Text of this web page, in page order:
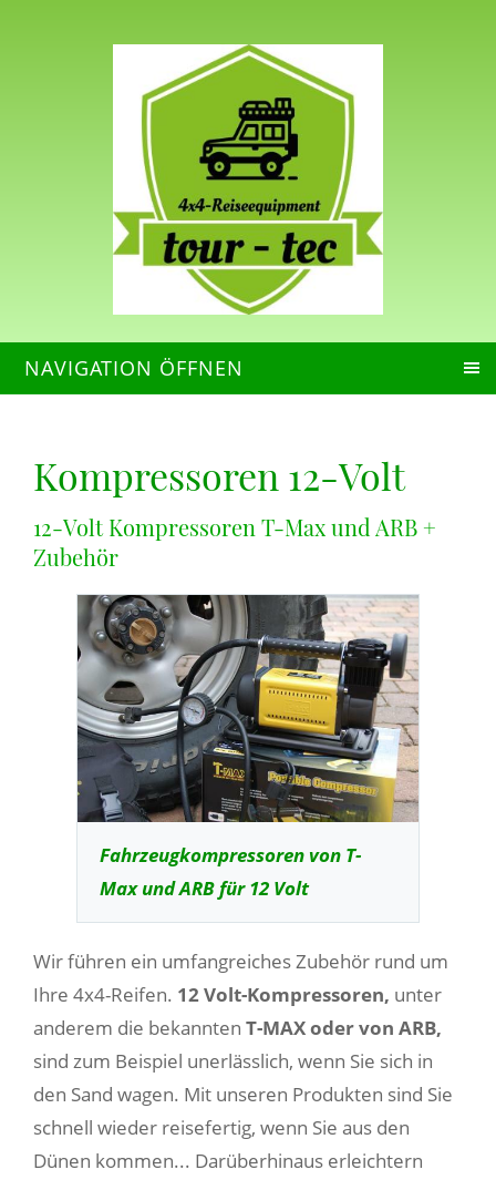
NAVIGATION ÖFFNEN
Kompressoren 12-Volt
12-Volt Kompressoren T-Max und ARB +
Zubehör
Fahrzeugkompressoren von T-
Max und ARB für 12 Volt
Wir führen ein umfangreiches Zubehör rund um
Ihre 4x4-Reifen. 12 Volt-Kompressoren, unter
anderem die bekannten T-MAX oder von ARB,
sind zum Beispiel unerlässlich, wenn Sie sich in
den Sand wagen. Mit unseren Produkten sind Sie
schnell wieder reisefertig, wenn Sie aus den
Dünen kommen... Darüberhinaus erleichtern